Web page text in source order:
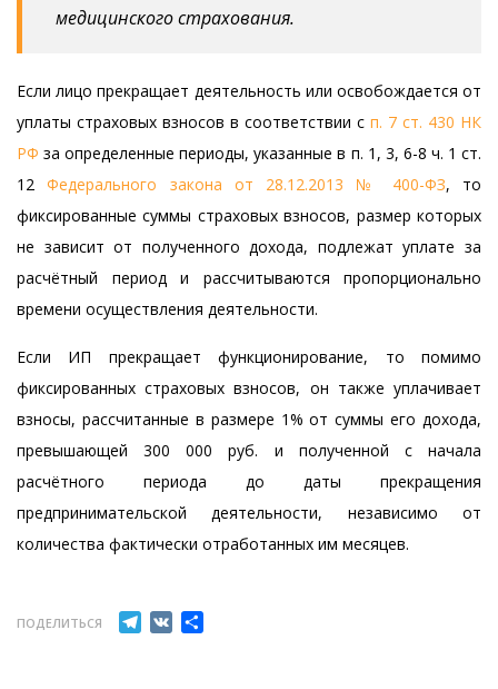
медицинского страхования.
Если лицо прекращает деятельность или освобождается от
уплаты страховых взносов в соответствии с п. 7 ст. 430 НК
РФ за определенные периоды, указанные в п. 1, 3, 6-8 ч. 1 ст.
12Федерального закона от 28.12.2013 № 400-ФЗ, то
фиксированные суммы страховых взносов, размер которых
не зависит от полученного дохода, подлежат уплате за
расчётный период и рассчитываются пропорционально
времени осуществления деятельности.
Если ИП прекращает функционирование, то помимо
фиксированных страховых взносов, он также уплачивает
взносы, рассчитанные в размере 1% от суммы его дохода,
превышающей 300 000 руб. и полученной с начала
расчётного периода до даты прекращения
предпринимательской деятельности, независимо от
количества фактически отработанных им месяцев.
ПОДЕЛИТЬСЯ Telegram
VK